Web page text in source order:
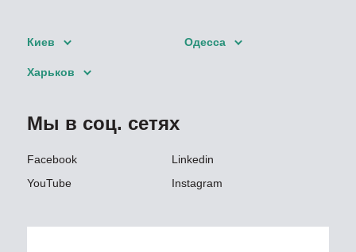
Киев Одесса
Харьков
Мы в соц. сетях
Facebook
Linkedin
YouTube
Instagram